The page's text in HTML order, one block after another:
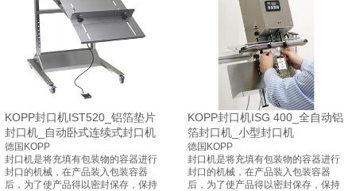
KOPP封口机IST520_铝箔垫片
封口机_自动卧式连续式封口机
德国KOPP
封口机是将充填有包装物的容器进行
封口的机械，在产品装入包装容器
后，为了使产品得以密封保存，保持
KOPP封口机ISG 400_全自动铝
箔封口机_小型封口机
德国KOPP
封口机是将充填有包装物的容器进行
封口的机械，在产品装入包装容器
后，为了使产品得以密封保存，保持